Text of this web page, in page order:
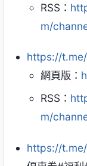
RSS：
m/
https://
網頁版：
RSS：
m/
https://